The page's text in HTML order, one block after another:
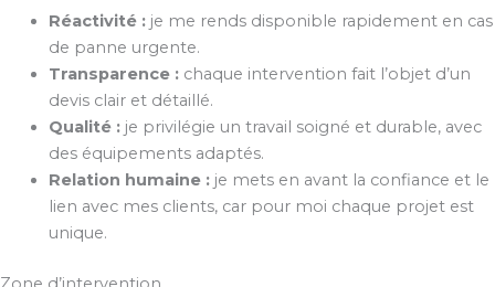
Réactivité :je me rends disponible rapidement en cas
de panne urgente.
Transparence :chaque intervention fait l’objet d’un
devis clair et détaillé.
Qualité :je privilégie un travail soigné et durable, avec
des équipements adaptés.
Relation humaine :je mets en avant la confiance et le
lien avec mes clients, car pour moi chaque projet est
unique.